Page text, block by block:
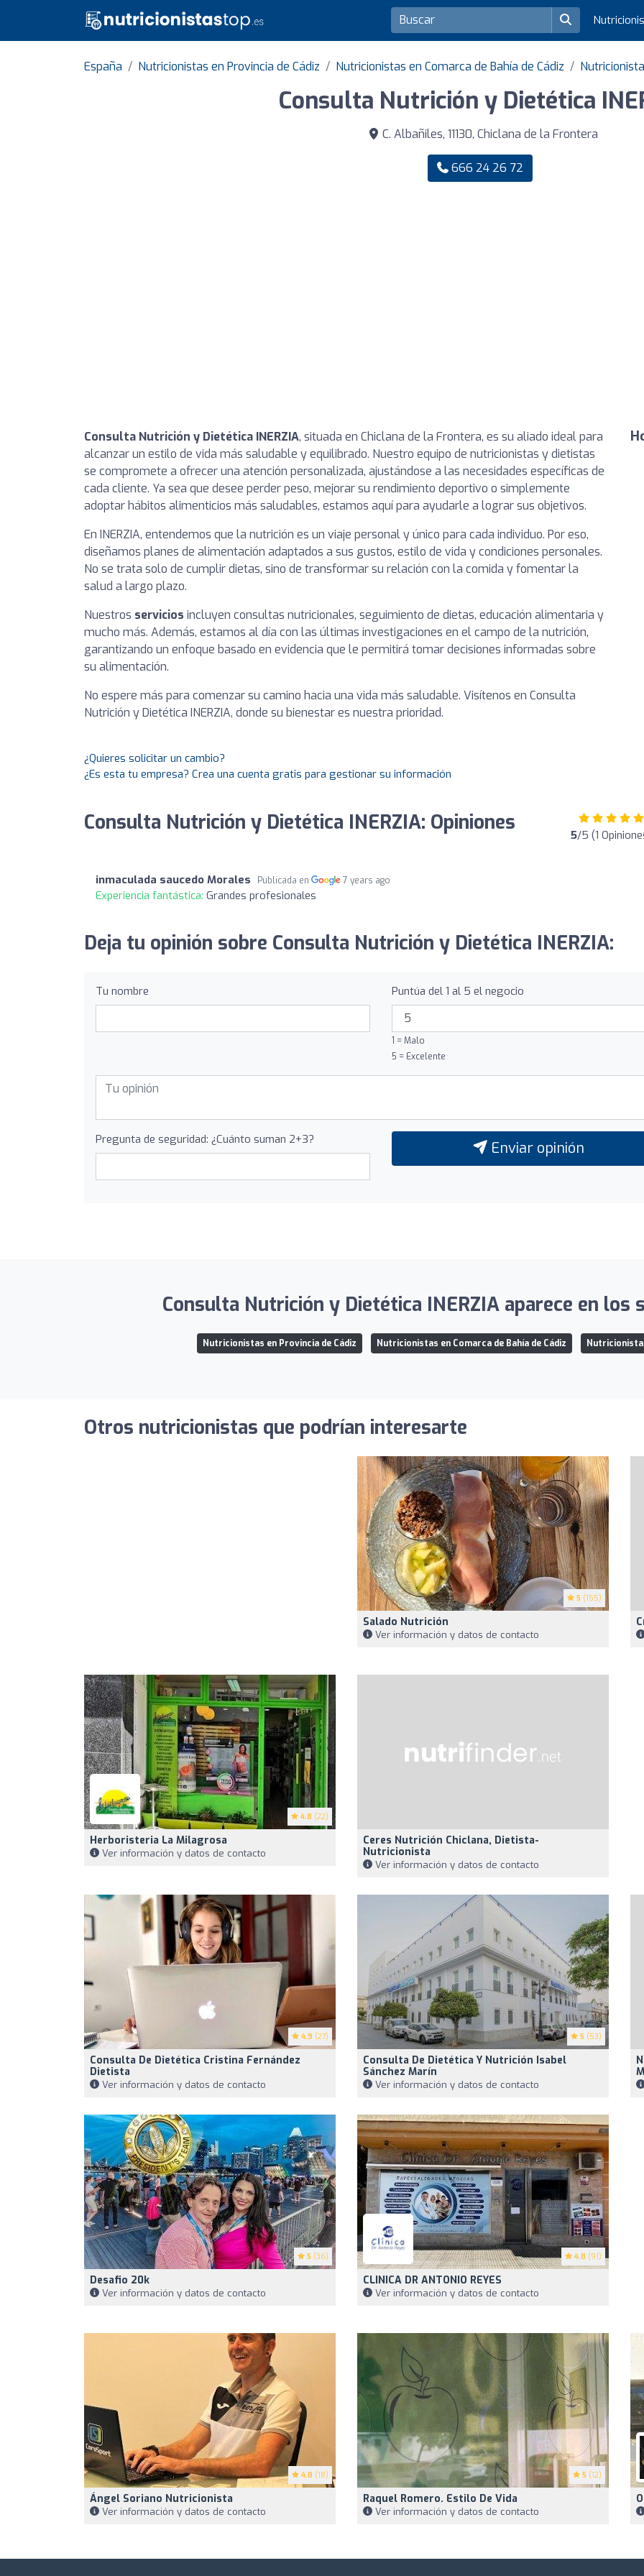
España Nutricionistas en Provincia de Cádiz Nutricionistas en Comarca de Bahía de Cádiz
Consulta Nutrición y Dietética
C. Albañiles, 11130, Chiclana de la Frontera
666 24 26 72
Consulta Nutrición y Dietética INERZIA, situada en Chiclana de la Frontera, es su aliado ideal para
alcanzar un estilo de vida más saludable y equilibrado. Nuestro equipo de nutricionistas y dietistas
se compromete a ofrecer una atención personalizada, ajustándose a las necesidades específicas de
cada cliente. Ya sea que desee perder peso, mejorar su rendimiento deportivo o simplemente
adoptar hábitos alimenticios más saludables, estamos aquí para ayudarle a lograr sus objetivos.
En INERZIA, entendemos que la nutrición es un viaje personal y único para cada individuo. Por eso,
diseñamos planes de alimentación adaptados a sus gustos, estilo de vida y condiciones personales.
No se trata solo de cumplir dietas, sino de transformar su relación con la comida y fomentar la
salud a largo plazo.
Nuestros servicios incluyen consultas nutricionales, seguimiento de dietas, educación alimentaria y
mucho más. Además, estamos al día con las últimas investigaciones en el campo de la nutrición,
garantizando un enfoque basado en evidencia que le permitirá tomar decisiones informadas sobre
su alimentación.
No espere más para comenzar su camino hacia una vida más saludable. Visítenos en Consulta
Nutrición y Dietética INERZIA, donde su bienestar es nuestra prioridad.
¿Quieres solicitar un cambio?
¿Es esta tu empresa? Crea una cuenta gratis para gestionar su información
Consulta Nutrición y Dietética INERZIA: Opiniones 5/5 (1
inmaculada saucedo Morales Publicada en 7 years ago
Experiencia fantástica: Grandes profesionales
Deja tu opinión sobre Consulta Nutrición y Dietética INERZIA:
Tu nombre Puntúa del 1 al 5 el negocio
1 = Malo
5 = Excelente
Pregunta de seguridad: ¿Cuánto suman 2+3? Enviar opinión
Consulta Nutrición y Dietética INERZIA aparece en los
Nutricionistas en Provincia de Cádiz Nutricionistas en Comarca de Bahía de Cádiz
Otros nutricionistas que podrían interesarte
5 (155)
Salado Nutrición
Ver información y datos de contacto
4.8 (22)
Herboristeria La Milagrosa
Ver información y datos de contacto
Ceres Nutrición Chiclana, Dietista-
Nutricionista
Ver información y datos de contacto
4.9 (27)
Consulta De Dietética Cristina Fernández
Dietista
Ver información y datos de contacto
5 (53)
Consulta De Dietética Y Nutrición Isabel
Sánchez Marín
Ver información y datos de contacto
5 (36)
Desafio 20k
Ver información y datos de contacto
4.8 (91)
CLINICA DR ANTONIO REYES
Ver información y datos de contacto
4.8 (18)
Ángel Soriano Nutricionista
Ver información y datos de contacto
5 (12)
Raquel Romero. Estilo De Vida
Ver información y datos de contacto